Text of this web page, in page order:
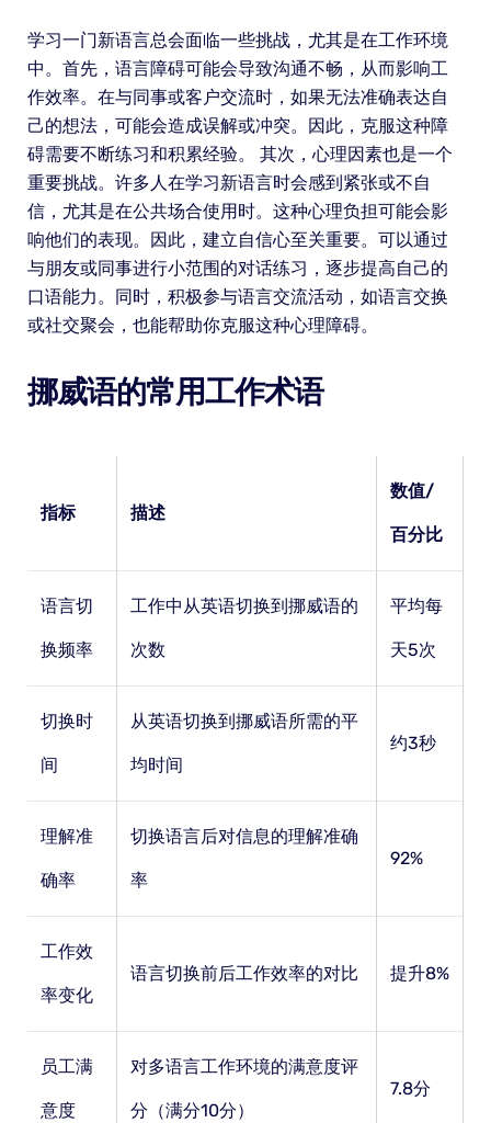
学习一门新语言总会面临一些挑战，尤其是在工作环境
中。首先，语言障碍可能会导致沟通不畅，从而影响工
作效率。在与同事或客户交流时，如果无法准确表达自
己的想法，可能会造成误解或冲突。因此，克服这种障
碍需要不断练习和积累经验。 其次，心理因素也是一个
重要挑战。许多人在学习新语言时会感到紧张或不自
信，尤其是在公共场合使用时。这种心理负担可能会影
响他们的表现。因此，建立自信心至关重要。可以通过
与朋友或同事进行小范围的对话练习，逐步提高自己的
口语能力。同时，积极参与语言交流活动，如语言交换
或社交聚会，也能帮助你克服这种心理障碍。
挪威语的常用工作术语
指标 描述
数值/
百分比
语言切
换频率
工作中从英语切换到挪威语的
次数
平均每
天5次
切换时
间
从英语切换到挪威语所需的平
均时间
约3秒
理解准
确率
切换语言后对信息的理解准确
率
92%
工作效
率变化
语言切换前后工作效率的对比 提升8%
员工满
意度
对多语言工作环境的满意度评
分（满分10分）
7.8分